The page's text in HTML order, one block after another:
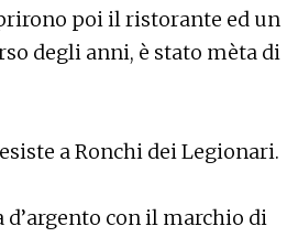
poi il ristorante ed un
degli anni, è stato mèta di
a Ronchi dei Legionari.
d’argento con il marchio di